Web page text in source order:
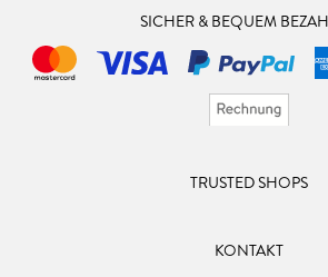
SICHER & BEQUEM
TRUSTED SHOPS
KONTAKT